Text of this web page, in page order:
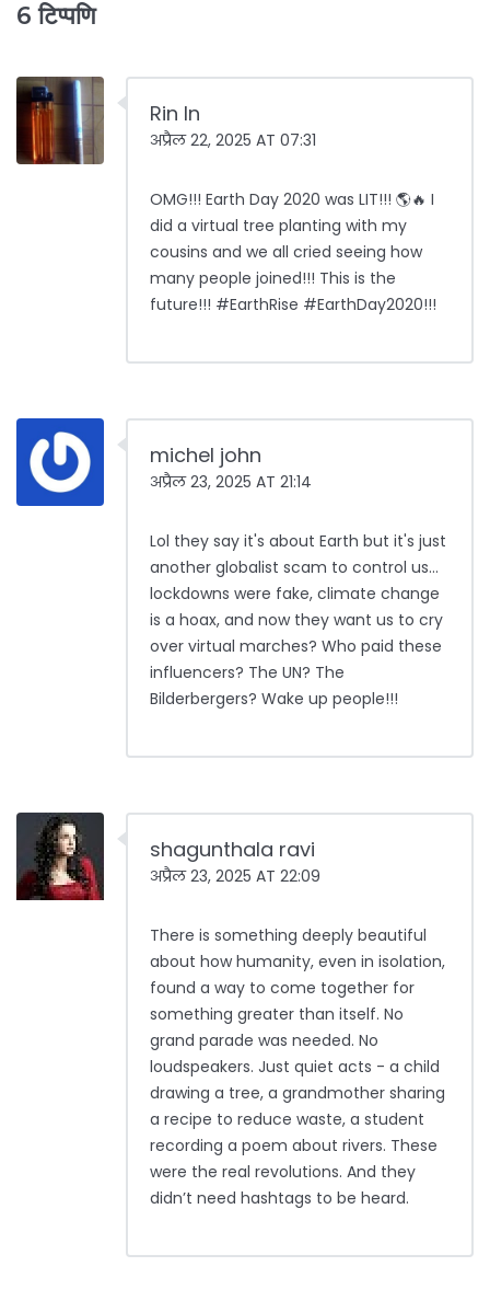
6 टिप्पणि
Rin In
अप्रैल 22, 2025 AT 07:31
OMG!!! Earth Day 2020 was LIT!!! 🌎🔥 I
did a virtual tree planting with my
cousins and we all cried seeing how
many people joined!!! This is the
future!!! #EarthRise #EarthDay2020!!!
michel john
अप्रैल 23, 2025 AT 21:14
Lol they say it's about Earth but it's just
another globalist scam to control us...
lockdowns were fake, climate change
is a hoax, and now they want us to cry
over virtual marches? Who paid these
influencers? The UN? The
Bilderbergers? Wake up people!!!
shagunthala ravi
अप्रैल 23, 2025 AT 22:09
There is something deeply beautiful
about how humanity, even in isolation,
found a way to come together for
something greater than itself. No
grand parade was needed. No
loudspeakers. Just quiet acts - a child
drawing a tree, a grandmother sharing
a recipe to reduce waste, a student
recording a poem about rivers. These
were the real revolutions. And they
didn’t need hashtags to be heard.